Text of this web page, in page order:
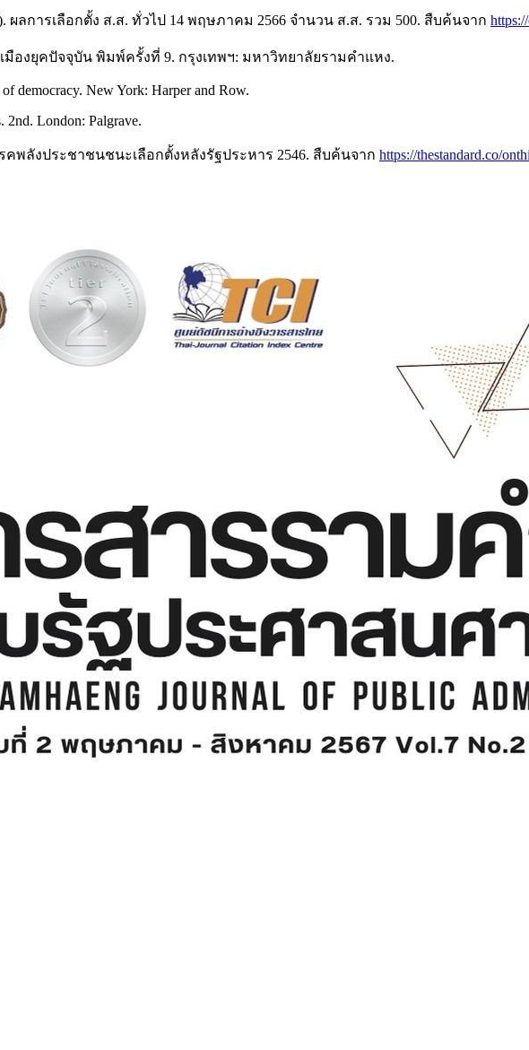
ผลการเลือกตั้ง ส.ส. ทั่วไป 14 พฤษภาคม 2566 จำนวน ส.ส. รวม 500. สืบค้นจาก
องยุคปัจจุบัน พิมพ์ครั้งที่ 9. กรุงเทพฯ: มหาวิทยาลัยรามคำแหง.
democracy. New York: Harper and Row.
2nd. London: Palgrave.
รคพลังประชาชนชนะเลือกตั้งหลังรัฐประหาร 2546. สืบค้นจาก https://thestandard.co/